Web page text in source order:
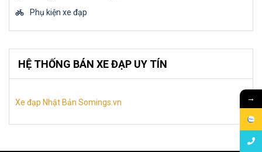
Phụ kiện xe đạp
HỆ THỐNG BÁN XE ĐẠP UY TÍN
Xe đạp Nhật Bản Somings.vn →